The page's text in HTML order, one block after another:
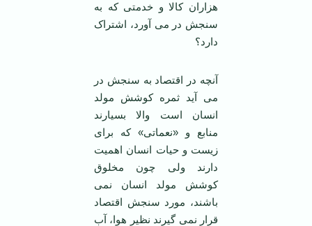
هزاران کالا و خدمتی که به
سنجش در می آورد، اشتراک
دارد؟
آنچه در اقتصاد به سنجش در
می آید ثمره کوشش مولد
انسان است والا بسیارند
منابع و «نعماتی» که برای
زیست و حیات انسان اهمیت
دارند ولی چون مخلوق
کوشش مولد انسان نمی
باشند، مورد سنجش اقتصاد
قرار نمی گیرند نظیر هوا، آب